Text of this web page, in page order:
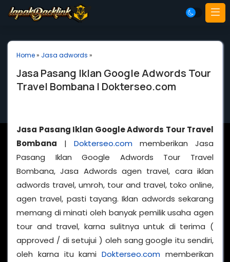
Home» Jasa adwords »
Jasa Pasang Iklan Google Adwords Tour
Travel Bombana | Dokterseo.com
Jasa Pasang Iklan Google Adwords Tour Travel
Bombana | Dokterseo.com memberikan Jasa
Pasang Iklan Google Adwords Tour Travel
Bombana, Jasa Adwords agen travel, cara iklan
adwords travel, umroh, tour and travel, toko online,
agen travel, pasti tayang. Iklan adwords sekarang
memang di minati oleh banyak pemilik usaha agen
tour and travel, karna sulitnya untuk di terima (
approved / di setujui ) oleh sang google itu sendiri,
oleh karna itu kamiDokterseo.com memberikan